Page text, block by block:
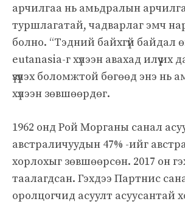
арчилгаа нь амьдралын
туршлагатай, чадварлаг эмч
болно. “Тэдний байхгүй байдал
eutanasia-г хүлээн авахад илүү
үзүүлэх боломжтой бөгөөд энэ нь
хүлээн зөвшөөрдөг.
1962 онд Рой Морганы санал
австраличуудын 47% -ийг
хорлохыг зөвшөөрсөн. 2017 он
таалагдсан. Гэхдээ Партнис
оролцогчид асуулт асуусантай